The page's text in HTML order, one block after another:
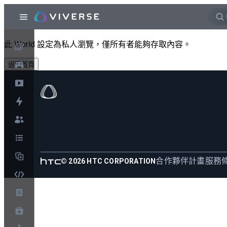
此 World 設定為私人瀏覽，僅所有者能夠存取內容。
返回首頁
合作夥伴計畫服務
© 2026 HTC CORPORATION